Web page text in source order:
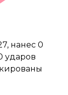
нанес 0
ударов